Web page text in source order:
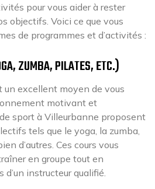
pour vous aider à rester
objectifs. Voici ce que vous
de programmes et d’activités :
ZUMBA, PILATES, ETC.)
un excellent moyen de vous
motivant et
sport à Villeurbanne proposent
tels que le yoga, la zumba,
d’autres. Ces cours vous
en groupe tout en
instructeur qualifié.